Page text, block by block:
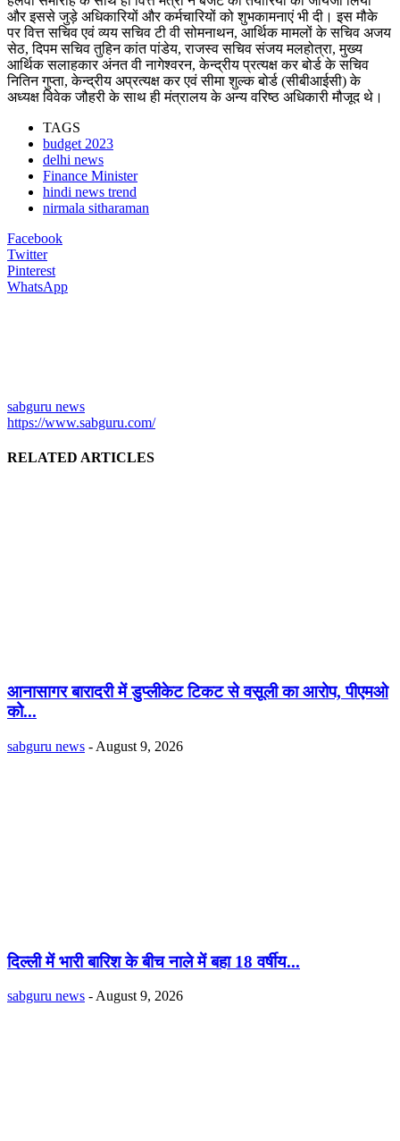
और इससे जुड़े अधिकारियों और कर्मचारियों को शुभकामनाएं भी दी। इस मौके
पर वित्त सचिव एवं व्यय सचिव टी वी सोमनाथन, आर्थिक मामलों के सचिव अजय
सेठ, दिपम सचिव तुहिन कांत पांडेय, राजस्व सचिव संजय मलहोत्रा, मुख्य
आर्थिक सलाहकार अंनत वी नागेश्वरन, केन्द्रीय प्रत्यक्ष कर बोर्ड के सचिव
नितिन गुप्ता, केन्द्रीय अप्रत्यक्ष कर एवं सीमा शुल्क बोर्ड (सीबीआईसी) के
अध्यक्ष विवेक जौहरी के साथ ही मंत्रालय के अन्य वरिष्ठ अधिकारी मौजूद थे।
TAGS
budget 2023
delhi news
Finance Minister
hindi news trend
nirmala sitharaman
Facebook
Twitter
Pinterest
WhatsApp
sabguru news
https://www.sabguru.com/
RELATED ARTICLES
आनासागर बारादरी में डुप्लीकेट टिकट से वसूली का आरोप, पीएमओ
को...
sabguru news - August 9, 2026
दिल्ली में भारी बारिश के बीच नाले में बहा 18 वर्षीय...
sabguru news - August 9, 2026